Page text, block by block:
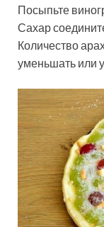
Посыпьте
Сахар
Количество
уменьшать или